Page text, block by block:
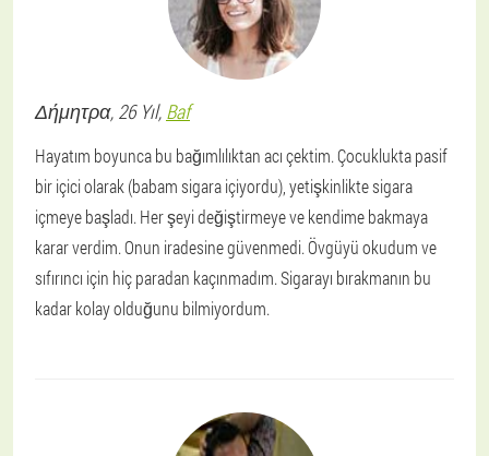
Δήμητρα, 26 Yıl, Baf
Hayatım boyunca bu bağımlılıktan acı çektim. Çocuklukta pasif
bir içici olarak (babam sigara içiyordu), yetişkinlikte sigara
içmeye başladı. Her şeyi değiştirmeye ve kendime bakmaya
karar verdim. Onun iradesine güvenmedi. Övgüyü okudum ve
sıfırıncı için hiç paradan kaçınmadım. Sigarayı bırakmanın bu
kadar kolay olduğunu bilmiyordum.